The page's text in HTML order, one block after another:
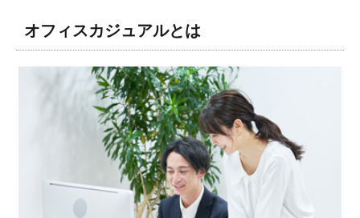
オフィスカジュアルとは